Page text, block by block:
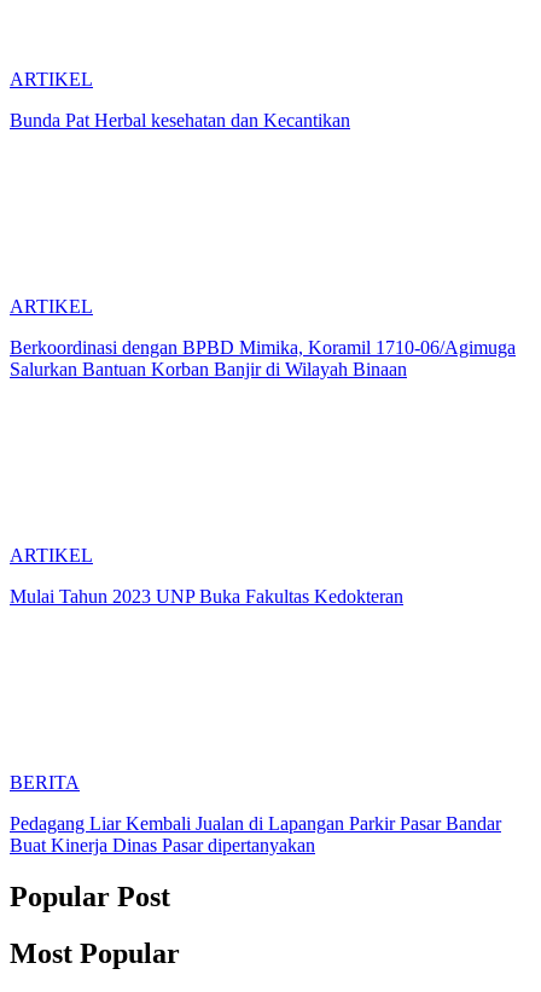
ARTIKEL
Bunda Pat Herbal kesehatan dan Kecantikan
ARTIKEL
Berkoordinasi dengan BPBD Mimika, Koramil 1710-06/Agimuga
Salurkan Bantuan Korban Banjir di Wilayah Binaan
ARTIKEL
Mulai Tahun 2023 UNP Buka Fakultas Kedokteran
BERITA
Pedagang Liar Kembali Jualan di Lapangan Parkir Pasar Bandar
Buat Kinerja Dinas Pasar dipertanyakan
Popular Post
Most Popular